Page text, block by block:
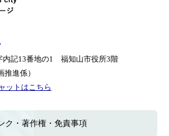
内記13番地の1 福知山市役所3階
推進係）
ットはこちら
ク・著作権・免責事項